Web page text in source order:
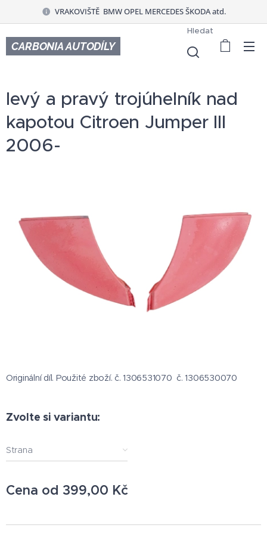
VRAKOVIŠTĚ BMW OPEL MERCEDES ŠKODA atd.
CARBONIA AUTODÍLY
Hledat
levý a pravý trojúhelník nad
kapotou Citroen Jumper III
2006-
Originální díl. Použité zboží. č. 1306531070 č. 1306530070
Zvolte si variantu:
Strana
Cena od 399,00 Kč